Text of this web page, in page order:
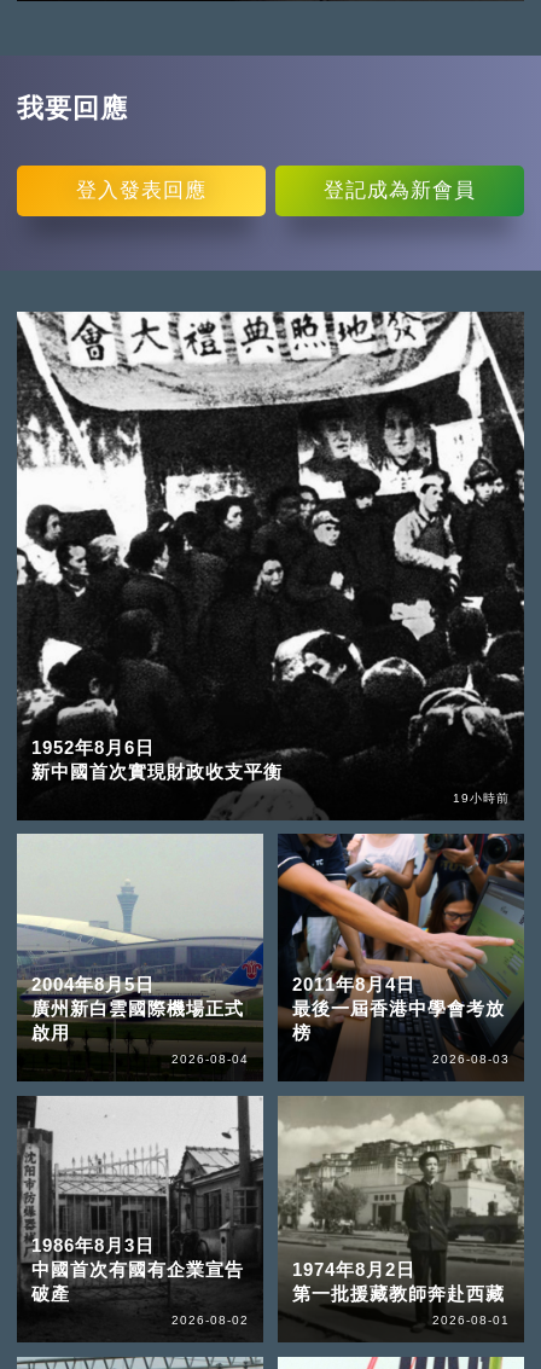
我要回應
登入 發表回應 登記成為新會員
1952年8月6日
新中國首次實現財政收支平衡
19小時前
2004年8月5日
廣州新白雲國際機場正式
啟用
2026-08-04
2011年8月4日
最後一屆香港中學會考放
榜
2026-08-03
1986年8月3日
中國首次有國有企業宣告
破產
2026-08-02
1974年8月2日
第一批援藏教師奔赴西藏
2026-08-01